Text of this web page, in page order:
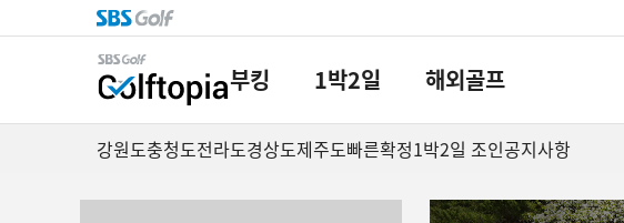
부킹 1박2일 해외골프
강원도충청도전라도경상도제주도빠른확정1박2일 조인공지사항